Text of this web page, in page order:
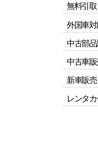
無料引取
外国車対
中古部
中古車販
新車販売
レンタ